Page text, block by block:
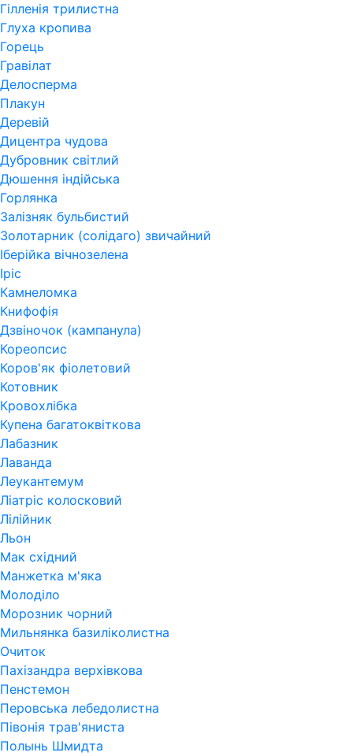
Гiлленiя трилистна
Глуха кропива
Горець
Гравілат
Делосперма
Плакун
Деревій
Дицентра чудова
Дубровник світлий
Дюшення індійська
Горлянка
Залізняк бульбистий
Золотарник (солідаго) звичайний
Іберійка вічнозелена
Іріс
Камнеломка
Книфофія
Дзвіночок (кампанула)
Кореопсис
Коров'як фіолетовий
Котовник
Кровохлібка
Купена багатоквіткова
Лабазник
Лаванда
Леукантемум
Ліатріс колосковий
Лілійник
Льон
Мак східний
Манжетка м'яка
Молоділо
Морозник чорний
Мильнянка базиліколистна
Очиток
Пахізандра верхівкова
Пенстемон
Перовська лебедолистна
Півонія трав'яниста
Полынь Шмидта